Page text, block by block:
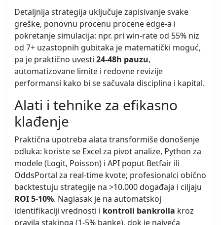
Detaljnija strategija uključuje zapisivanje svake
greške, ponovnu procenu procene edge-a i
pokretanje simulacija: npr. pri win-rate od 55% niz
od 7+ uzastopnih gubitaka je matematički moguć,
pa je praktično uvesti 24-48h pauzu,
automatizovane limite i redovne revizije
performansi kako bi se sačuvala disciplina i kapital.
Alati i tehnike za efikasno
klađenje
Praktična upotreba alata transformiše donošenje
odluka: koriste se Excel za pivot analize, Python za
modele (Logit, Poisson) i API poput Betfair ili
OddsPortal za real-time kvote; profesionalci obično
backtestuju strategije na >10.000 događaja i ciljaju
ROI 5-10%. Naglasak je na automatskoj
identifikaciji vrednosti i kontroli bankrolla kroz
pravila stakinga (1-5% banke), dok je najveća